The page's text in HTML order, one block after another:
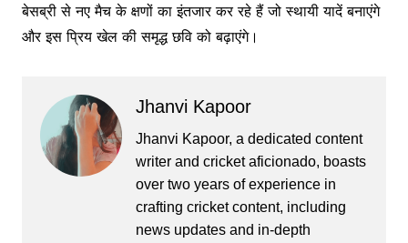
बेसब्री से नए मैच के क्षणों का इंतजार कर रहे हैं जो स्थायी यादें बनाएंगे
और इस प्रिय खेल की समृद्ध छवि को बढ़ाएंगे।
Jhanvi Kapoor
Jhanvi Kapoor, a dedicated content
writer and cricket aficionado, boasts
over two years of experience in
crafting cricket content, including
news updates and in-depth